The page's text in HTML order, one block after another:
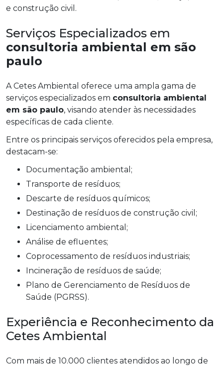
e construção civil.
Serviços Especializados em
consultoria ambiental em são
paulo
A Cetes Ambiental oferece uma ampla gama de
serviços especializados em consultoria ambiental
em são paulo, visando atender às necessidades
específicas de cada cliente.
Entre os principais serviços oferecidos pela empresa,
destacam-se:
Documentação ambiental;
Transporte de resíduos;
Descarte de resíduos químicos;
Destinação de resíduos de construção civil;
Licenciamento ambiental;
Análise de efluentes;
Coprocessamento de resíduos industriais;
Incineração de resíduos de saúde;
Plano de Gerenciamento de Resíduos de
Saúde (PGRSS).
Experiência e Reconhecimento da
Cetes Ambiental
Com mais de 10.000 clientes atendidos ao longo de